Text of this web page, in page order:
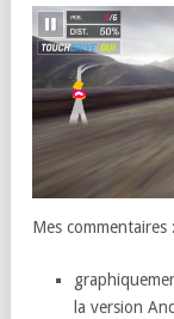
Mes commentaires :
la version